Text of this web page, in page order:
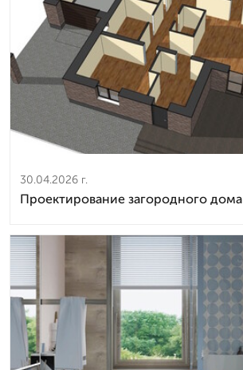
30.04.2026 г.
Проектирование загородного дома